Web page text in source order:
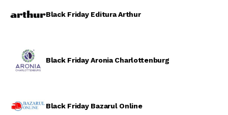
Black Friday Editura Arthur
Black Friday Aronia Charlottenburg
Black Friday Bazarul Online